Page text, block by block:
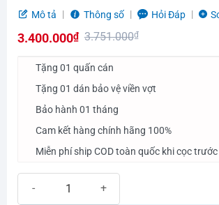
Được
hạng
Mô tả
Thông số Hỏi Đáp
3.751.000₫
3.751.000₫.
3.400.000₫
hiện
3.400.000₫.
Tặng 01 quấn cán
Tặng 01 dán bảo vệ viền vợt
Bảo hành 01 tháng
Cam kết hàng chính hãng 100%
Miễn phí ship COD toàn quốc khi cọc